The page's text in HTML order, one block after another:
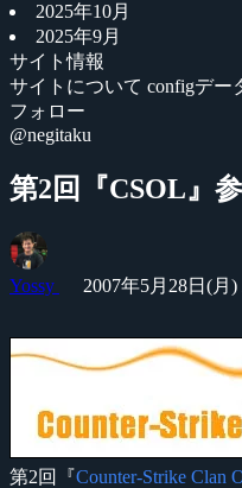
2025年10月
2025年9月
サイト情報
サイトについて configデー
フォロー
@negitaku
第2回『CSOL』
Yossy 2007年5月28日(月)
第2回『Counter-Strike Clan